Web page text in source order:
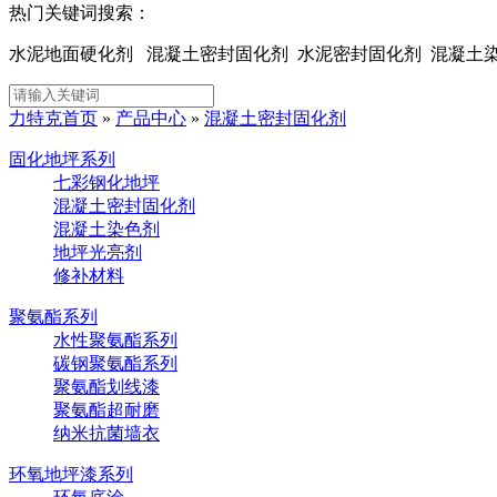
热门关键词搜索：
水泥地面硬化剂 混凝土密封固化剂 水泥密封固化剂 混凝
力特克首页 » 产品中心 » 混凝土密封固化剂
固化地坪系列
七彩钢化地坪
混凝土密封固化剂
混凝土染色剂
地坪光亮剂
修补材料
聚氨酯系列
水性聚氨酯系列
碳钢聚氨酯系列
聚氨酯划线漆
聚氨酯超耐磨
纳米抗菌墙衣
环氧地坪漆系列